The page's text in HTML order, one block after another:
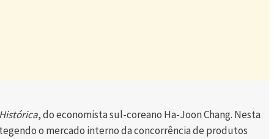
, do economista sul-coreano Ha-Joon Chang. Nesta
o mercado interno da concorrência de produtos